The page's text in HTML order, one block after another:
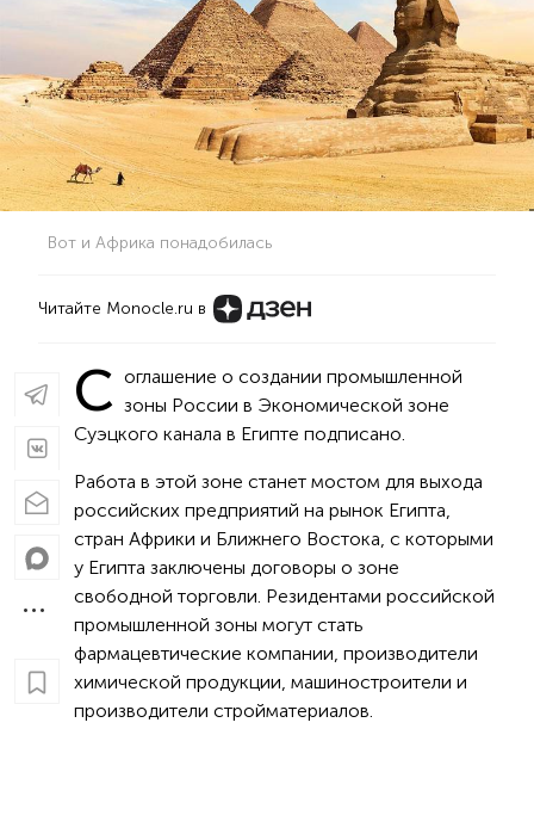
Вот и Африка понадобилась
Читайте Monocle.ru в
С оглашение о создании промышленной
зоны России в Экономической зоне
Суэцкого канала в Египте подписано.
Работа в этой зоне станет мостом для выхода
российских предприятий на рынок Египта,
стран Африки и Ближнего Востока, с которыми
у Египта заключены договоры о зоне
свободной торговли. Резидентами российской
промышленной зоны могут стать
фармацевтические компании, производители
химической продукции, машиностроители и
производители стройматериалов.